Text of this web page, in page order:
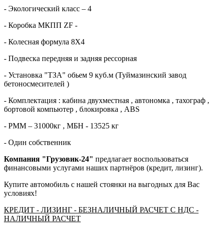
- Экологический класс – 4
- Коробка МКПП ZF -
- Колесная формула 8Х4
- Подвеска передняя и задняя рессорная
- Установка "ТЗА" обьем 9 куб.м (Туймазинский завод
бетоносмесителей )
- Комплектация : кабина двухместная , автономка , тахограф ,
бортовой компьютер , блокировка , ABS
- РММ – 31000кг , МБН - 13525 кг
- Один собственник
Компания "Грузовик-24" предлагает воспользоваться
финансовыми услугами наших партнёров (кредит, лизинг).
Купите автомобиль с нашей стоянки на выгодных для Вас
условиях!
КРЕДИТ - ЛИЗИНГ - БЕЗНАЛИЧНЫЙ РАСЧЕТ С НДС -
НАЛИЧНЫЙ РАСЧЕТ